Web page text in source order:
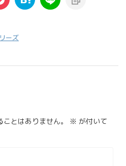
ーズ
とはありません。 ※ が付いて